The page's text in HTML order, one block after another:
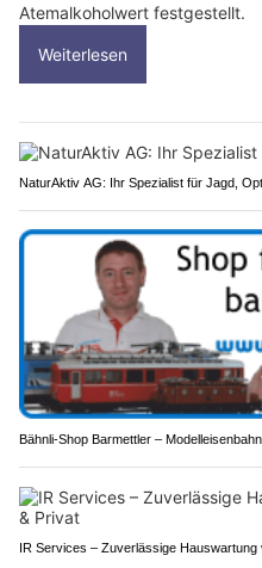
Atemalkoholwert festgestellt.
Weiterlesen
NaturAktiv AG: Ihr Spezialist für Jagd,
Bähnli-Shop Barmettler –
IR Services – Zuverlässige